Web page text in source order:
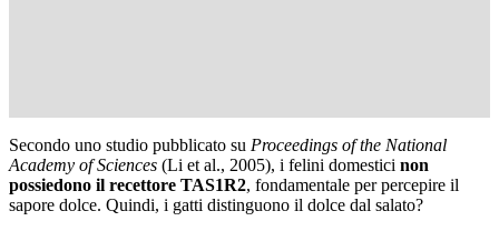
Secondo uno studio pubblicato su Proceedings of the National
Academy of Sciences (Li et al., 2005), i felini domestici non
possiedono il recettore TAS1R2, fondamentale per percepire il
sapore dolce. Quindi, i gatti distinguono il dolce dal salato?